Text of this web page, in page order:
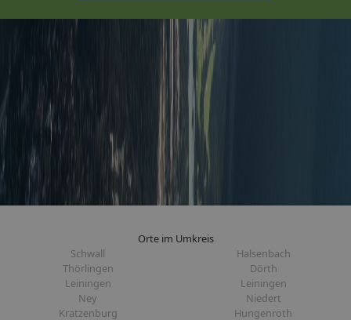
Orte im Umkreis
Schwall
Halsenbach
Thörlingen
Dörth
Leiningen
Leiningen
Ney
Niedert
Kratzenburg
Hungenroth